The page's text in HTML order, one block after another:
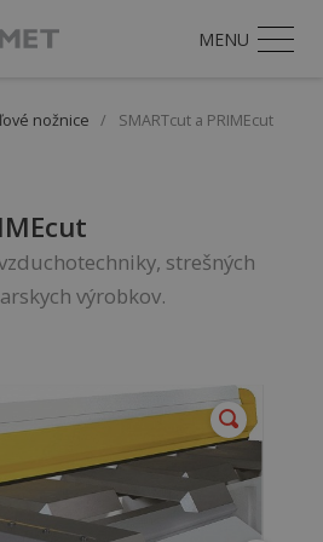
MENU
nožnice / SMARTcut a PRIMEcut
strešných
výrobkov.